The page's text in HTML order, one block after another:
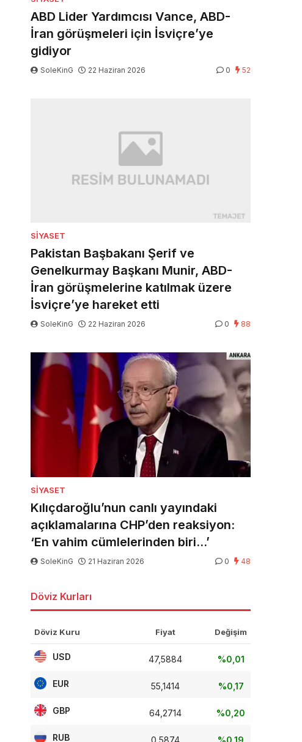
ABD Lider Yardımcısı Vance, ABD-
İran görüşmeleri için İsviçre’ye
gidiyor
SoleKinG 22 Haziran 2026 0 52
SIYASET
Pakistan Başbakanı Şerif ve
Genelkurmay Başkanı Munir, ABD-
İran görüşmelerine katılmak üzere
İsviçre’ye hareket etti
SoleKinG 22 Haziran 2026 0 88
SIYASET
Kılıçdaroğlu’nun canlı yayındaki
açıklamalarına CHP’den reaksiyon:
‘En vahim cümlelerinden biri…’
SoleKinG 21 Haziran 2026 0 48
Döviz Kurları
Döviz Kuru Fiyat Değişim
USD 47,5884 %0,01
EUR 55,1414 %0,17
GBP 64,2714 %0,20
RUB 0,5874 %0,19